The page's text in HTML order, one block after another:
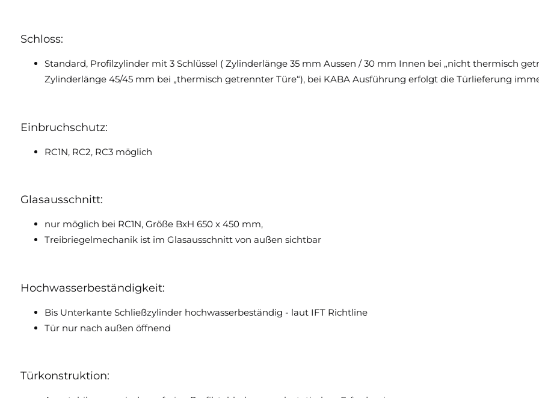
Schloss:
Standard, Profilzylinder mit 3 Schlüssel ( Zylinderlänge 35 mm Aussen / 30 mm Innen bei „nicht thermisch
Zylinderlänge 45/45 mm bei „thermisch getrennter Türe“), bei KABA Ausführung erfolgt die Türlieferung
Einbruchschutz:
RC1N, RC2, RC3 möglich
Glasausschnitt:
nur möglich bei RC1N, Größe BxH 650 x 450 mm,
Treibriegelmechanik ist im Glasausschnitt von außen sichtbar
Hochwasserbeständigkeit:
Bis Unterkante Schließzylinder hochwasserbeständig - laut IFT Richtline
Tür nur nach außen öffnend
Türkonstruktion: